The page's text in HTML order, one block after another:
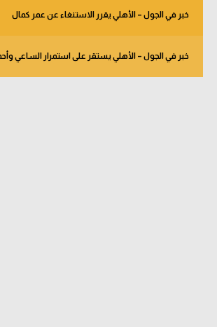
خبر في الجول – الأهلي يقرر الاستنغاء عن عمر كمال
خبر في الجول – الأهلي يستقر على استمرار الساعي